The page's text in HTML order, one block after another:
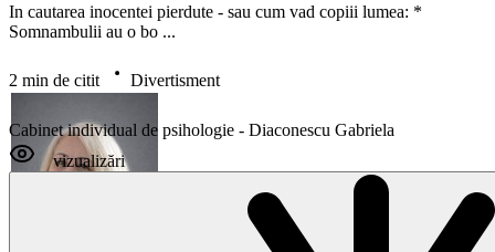
In cautarea inocentei pierdute - sau cum vad copiii lumea: *
Somnambulii au o bo ...
2 min de citit Divertisment
Cabinet individual de psihologie - Diaconescu Gabriela
vizualizări